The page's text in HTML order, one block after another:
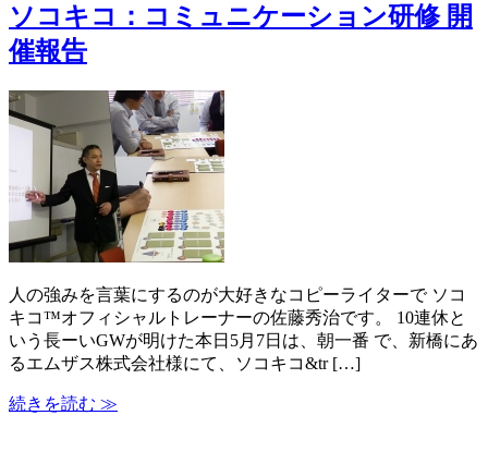
ソコキコ：コミュニケーション研修 開
催報告
人の強みを言葉にするのが大好きなコピーライターで ソコ
キコ™オフィシャルトレーナーの佐藤秀治です。 10連休と
いう長ーいGWが明けた本日5月7日は、朝一番 で、新橋にあ
るエムザス株式会社様にて、ソコキコ&tr […]
続きを読む ≫